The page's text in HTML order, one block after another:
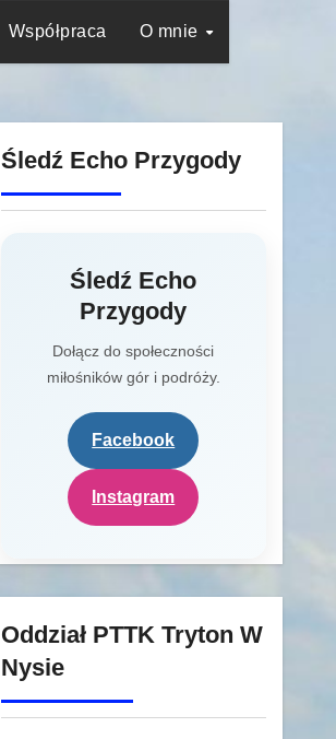
Współpraca O mnie
Śledź Echo Przygody
Śledź Echo
Przygody
Dołącz do społeczności
miłośników gór i podróży.
Facebook
Instagram
Oddział PTTK Tryton W
Nysie